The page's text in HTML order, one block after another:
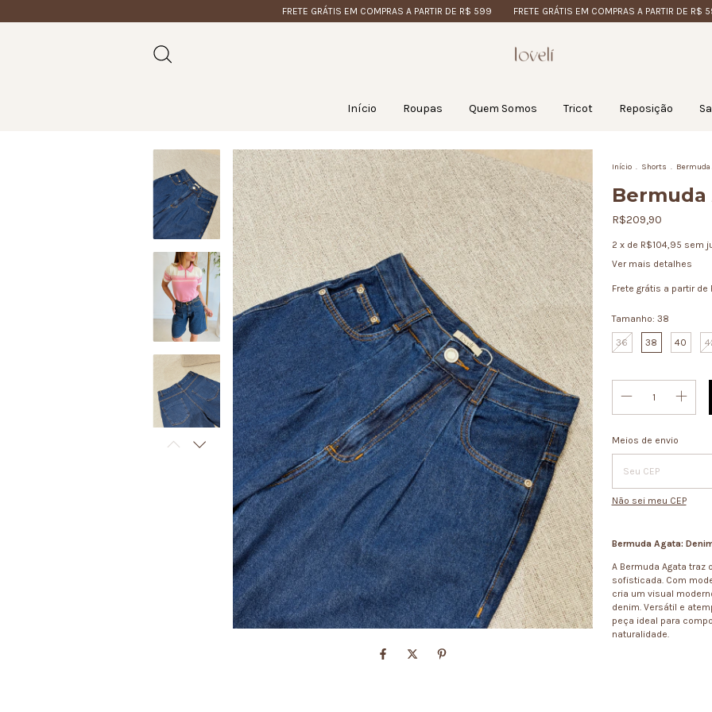
FRETE GRÁTIS EM COMPRAS A PARTIR DE R$ 599 FRETE GRÁTIS EM COMPRAS A PARTIR DE R$ 599
Início Roupas Quem Somos Tricot Reposição
Início . Shorts . Bermuda
Bermuda
R$209,90
2 x de R$104,95 sem
Ver mais detalhes
Frete grátis a partir de
Tamanho: 38
36 38 40
Entregas para o CEP:
Meios de envio
Não sei meu CEP
Bermuda Agata:
A Bermuda Agata traz
sofisticada. Com
cria um visual
denim. Versátil e
peça ideal para
naturalidade.